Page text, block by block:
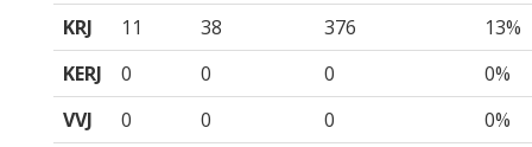
KRJ
11 38 376
13%
KERJ
0 0 0
0%
VVJ
0 0 0
0%